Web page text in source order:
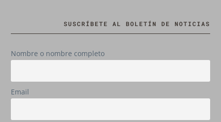
SUSCRÍBETE AL BOLETÍN DE NOTICIAS
Nombre o nombre completo
Email